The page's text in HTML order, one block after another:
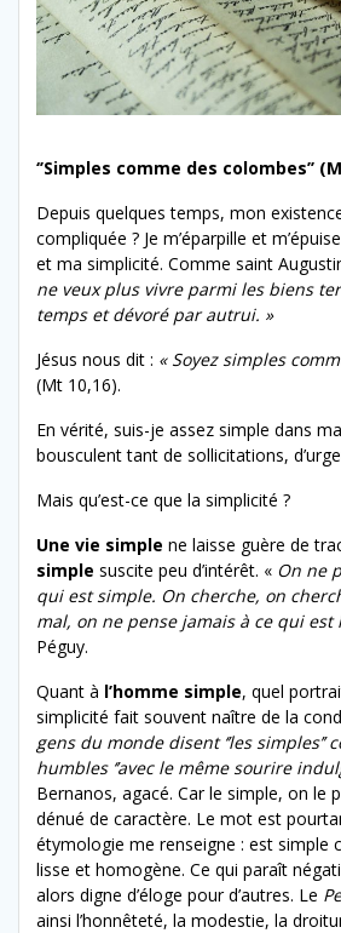
‘’Simples comme des colombes’’
Depuis quelques temps, mon
compliquée ? Je m’éparpille et
et ma simplicité. Comme saint
ne veux plus vivre parmi les biens
temps et dévoré par autrui. »
Jésus nous dit : « Soyez simples
(Mt 10,16).
En vérité, suis-je assez simple dans
bousculent tant de sollicitations,
Mais qu’est-ce que la simplicité ?
Une vie simple ne laisse guère de
simple suscite peu d’intérêt. « On ne
qui est simple. On cherche, on
mal, on ne pense jamais à ce qui
Péguy.
Quant à l’homme simple, quel
simplicité fait souvent naître de la
gens du monde disent ‘’les simples’’
humbles ‘’avec le même sourire
Bernanos, agacé. Car le simple, on le
dénué de caractère. Le mot est
étymologie me renseigne : est simple ce
lisse et homogène. Ce qui paraît
alors digne d’éloge pour d’autres. Le
ainsi l’honnêteté, la modestie, la